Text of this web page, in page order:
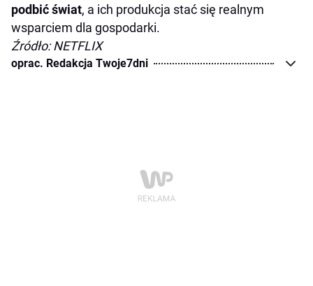
podbić świat, a ich produkcja stać się realnym
wsparciem dla gospodarki.
Źródło: NETFLIX
oprac. Redakcja Twoje7dni